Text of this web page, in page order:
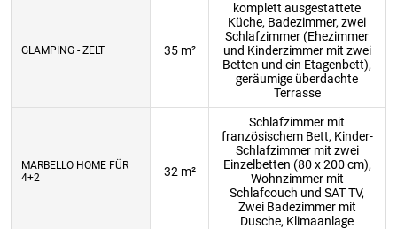
GLAMPING - ZELT 35 m²
komplett ausgestattete
Küche, Badezimmer, zwei
Schlafzimmer (Ehezimmer
und Kinderzimmer mit zwei
Betten und ein Etagenbett),
geräumige überdachte
Terrasse
MARBELLO HOME FÜR
4+2
32 m²
Schlafzimmer mit
französischem Bett, Kinder-
Schlafzimmer mit zwei
Einzelbetten (80 x 200 cm),
Wohnzimmer mit
Schlafcouch und SAT TV,
Zwei Badezimmer mit
Dusche, Klimaanlage